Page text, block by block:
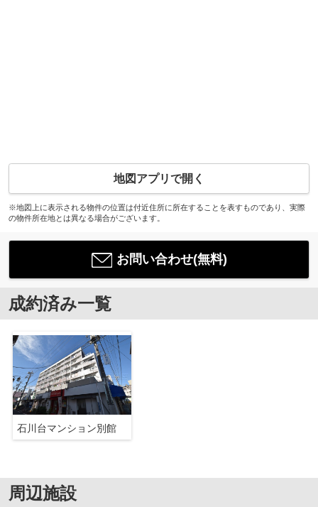
地図アプリで開く
※地図上に表示される物件の位置は付近住所に所在することを表すものであり、実際
の物件所在地とは異なる場合がございます。
お問い合わせ(無料)
成約済み一覧
石川台マンション別館
周辺施設